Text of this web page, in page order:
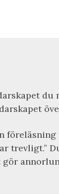
du
trevligt.”